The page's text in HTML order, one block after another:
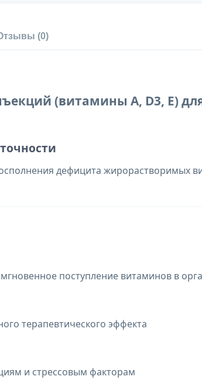
(0)
(витамины A, D3, E)
дефицита жирорастворимых
поступление витаминов в
терапевтического эффекта
и стрессовым факторам